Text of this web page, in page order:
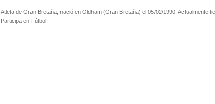
Atleta de Gran Bretaña, nació en Oldham (Gran Bretaña) el 05/02/1990. Actualmente
Participa en Fútbol.